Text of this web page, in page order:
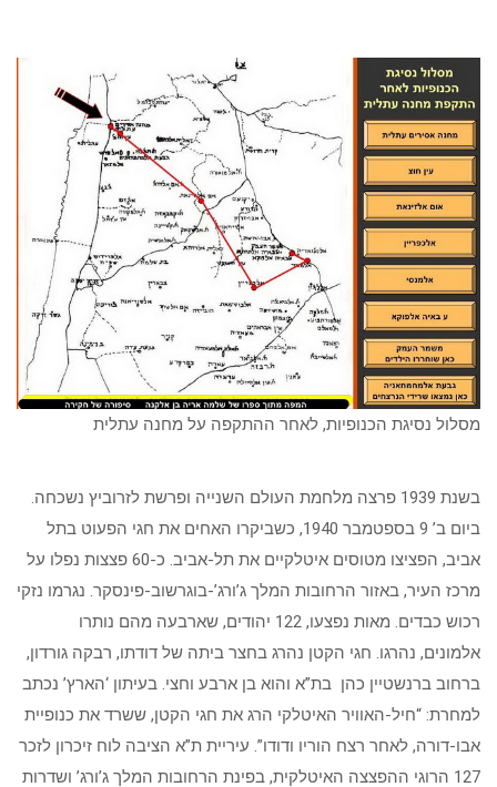
מסלול נסיגת הכנופיות, לאחר ההתקפה על מחנה עתלית
בשנת 1939 פרצה מלחמת העולם השנייה ופרשת לזרוביץ נשכחה.
ביום ב’ 9 בספטמבר 1940, כשביקרו האחים את חגי הפעוט בתל
אביב, הפציצו מטוסים איטלקיים את תל-אביב. כ-60 פצצות נפלו על
מרכז העיר, באזור הרחובות המלך ג’ורג’-בוגרשוב-פינסקר. נגרמו נזקי
רכוש כבדים. מאות נפצעו, 122 יהודים, שארבעה מהם נותרו
אלמונים, נהרגו. חגי הקטן נהרג בחצר ביתה של דודתו, רבקה גורדון,
ברחוב ברנשטיין כהן בת”א והוא בן ארבע וחצי. בעיתון ‘הארץ’ נכתב
למחרת: “חיל-האוויר האיטלקי הרג את חגי הקטן, ששרד את כנופיית
אבו-דורה, לאחר רצח הוריו ודודו”. עיריית ת”א הציבה לוח זיכרון לזכר
127 הרוגי ההפצצה האיטלקית, בפינת הרחובות המלך ג’ורג’ ושדרות